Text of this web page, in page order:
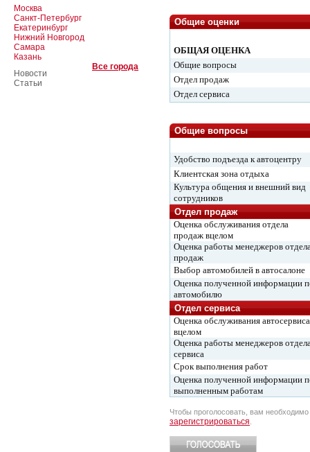
Москва
Санкт-Петербург
Екатеринбург
Нижний Новгород
Самара
Казань
Все города
Новости
Статьи
Общие оценки
ОБЩАЯ ОЦЕНКА
Общие вопросы
Отдел продаж
Отдел сервиса
Общие вопросы
Удобство подъезда к автоцентру
Клиентская зона отдыха
Культура общения и внешний вид
сотрудников
Отдел продаж
Оценка обслуживания отдела
продаж вцелом
Оценка работы менеджеров
продаж
Выбор автомобилей в автосалоне
Оценка полученной информации
автомобилю
Отдел сервиса
Оценка обслуживания автосервиса
вцелом
Оценка работы менеджеров
сервиса
Срок выполнения работ
Оценка полученной информации
выполненным работам
Чтобы проголосовать, вам необходимо
зарегистрироваться